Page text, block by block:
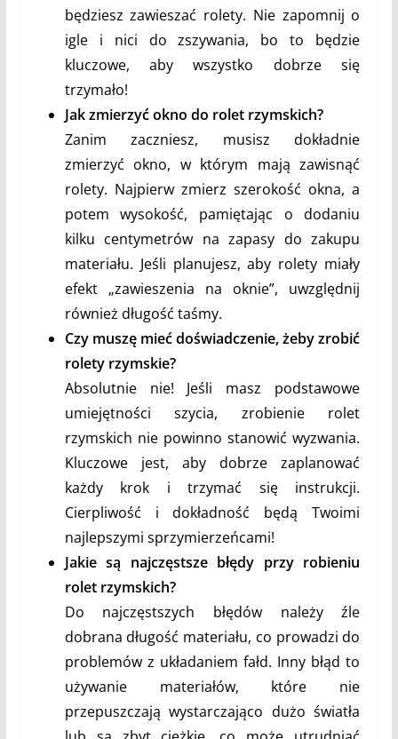
będziesz zawieszać rolety. Nie zapomnij o
igle i nici do zszywania, bo to będzie
kluczowe, aby wszystko dobrze się
trzymało!
Jak zmierzyć okno do rolet rzymskich?
Zanim zaczniesz, musisz dokładnie
zmierzyć okno, w którym mają zawisnąć
rolety. Najpierw zmierz szerokość okna, a
potem wysokość, pamiętając o dodaniu
kilku centymetrów na zapasy do zakupu
materiału. Jeśli planujesz, aby rolety miały
efekt „zawieszenia na oknie”, uwzględnij
również długość taśmy.
Czy muszę mieć doświadczenie, żeby zrobić
rolety rzymskie?
Absolutnie nie! Jeśli masz podstawowe
umiejętności szycia, zrobienie rolet
rzymskich nie powinno stanowić wyzwania.
Kluczowe jest, aby dobrze zaplanować
każdy krok i trzymać się instrukcji.
Cierpliwość i dokładność będą Twoimi
najlepszymi sprzymierzeńcami!
Jakie są najczęstsze błędy przy robieniu
rolet rzymskich?
Do najczęstszych błędów należy źle
dobrana długość materiału, co prowadzi do
problemów z układaniem fałd. Inny błąd to
używanie materiałów, które nie
przepuszczają wystarczająco dużo światła